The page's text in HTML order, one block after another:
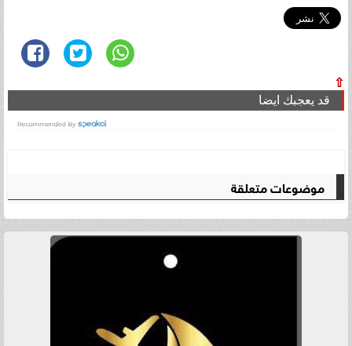
⇧
قد يعجبك ايضا
موضوعات متعلقة